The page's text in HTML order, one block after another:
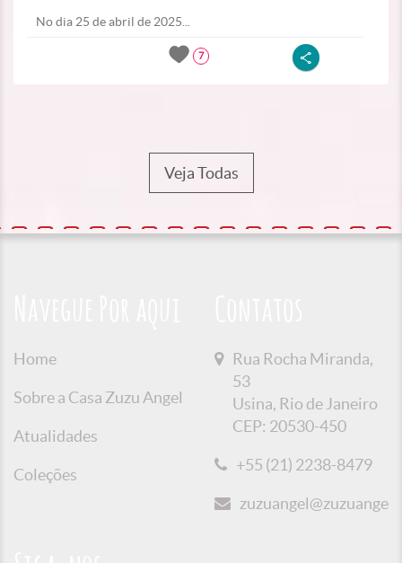
No dia 25 de abril de 2025...
7
Veja Todas
Home
Sobre a Casa Zuzu Angel
Atualidades
Coleções
Rua Rocha Miranda,
53
Usina, Rio de Janeiro
CEP: 20530-450
+55 (21) 2238-8479